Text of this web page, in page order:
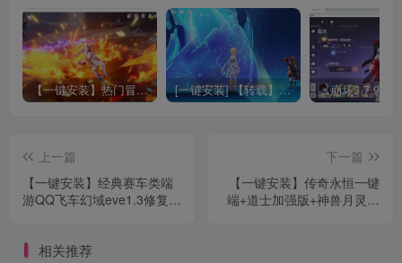
【一键安装】热门冒险策略类游戏崩坏：星穹铁道全新2.3版本一键端+一键代理+一键启动+免虚拟机 [一键安装] 【转载】原神3.4真端服务端+源码+配套客户端+详尽说明+GM工具+源码说明文件
上一篇
【一键安装】经典赛车类端
游QQ飞车幻域eve1.3修复版
+视频搭建教程
下一篇
【一键安装】传奇永恒一键
端+道士加强版+神兽月灵攻
相关推荐